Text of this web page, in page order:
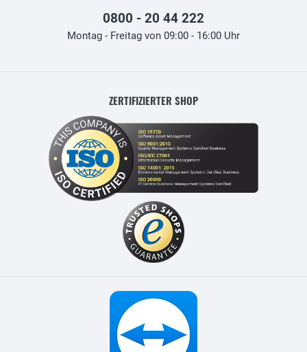
0800 - 20 44 222
Montag - Freitag von 09:00 - 16:00 Uhr
ZERTIFIZIERTER SHOP